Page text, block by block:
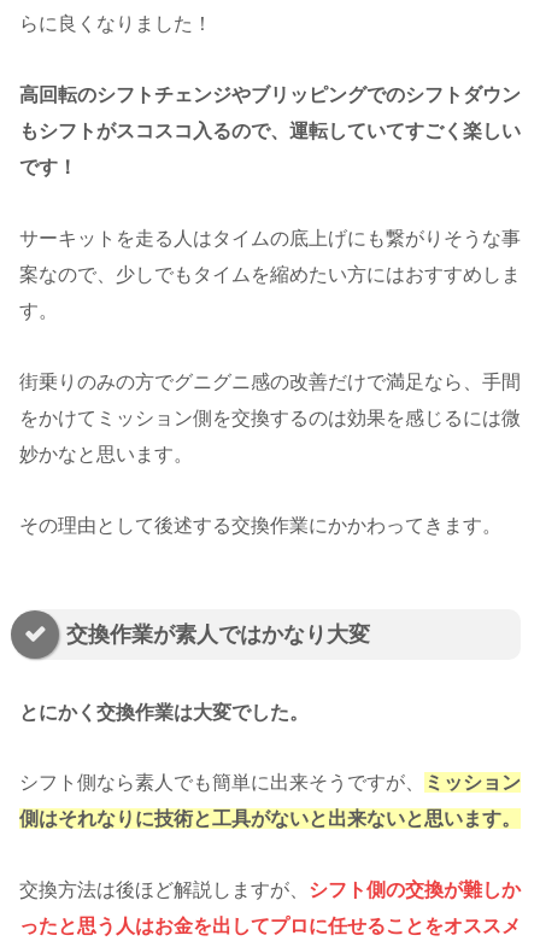
らに良くなりました！
高回転のシフトチェンジやブリッピングでのシフトダウン
もシフトがスコスコ入るので、運転していてすごく楽しい
です！
サーキットを走る人はタイムの底上げにも繋がりそうな事
案なので、少しでもタイムを縮めたい方にはおすすめしま
す。
街乗りのみの方でグニグニ感の改善だけで満足なら、手間
をかけてミッション側を交換するのは効果を感じるには微
妙かなと思います。
その理由として後述する交換作業にかかわってきます。
交換作業が素人ではかなり大変
とにかく交換作業は大変でした。
シフト側なら素人でも簡単に出来そうですが、
ミッション
側はそれなりに技術と工具がないと出来ないと思います。
交換方法は後ほど解説しますが、 シフト側の交換が難しか
ったと思う人はお金を出してプロに任せることをオススメ